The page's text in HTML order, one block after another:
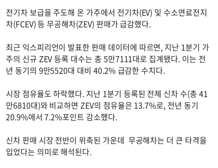
전기차 보급을 주도해 온 가주에서 전기차(EV) 및 수소연료전지
차(FCEV) 등 무공해차(ZEV) 판매가 급감했다.
최근 익스피리언이 발표한 판매 데이터에 따르면, 지난 1분기 가
주의 신규 ZEV 등록 대수는 총 5만7111대로 집계됐다. 이는 전
년 동기의 9만5520대 대비 40.2% 급감한 수치다.
시장 점유율도 하락했다. 지난 1분기 등록된 전체 신차 수(총 41
만6810대)와 비교하면 ZEV의 점유율은 13.7%로, 전년 동기
20.9%에서 7.2%포인트 감소했다.
신차 판매 시장 전반이 위축된 가운데 무공해차는 더 큰 타격을
입었다는 의미로 해석된다.